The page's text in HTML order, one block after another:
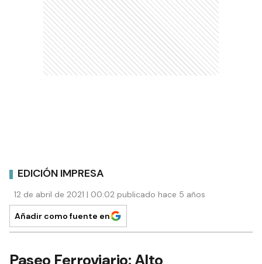
EDICIÓN IMPRESA
12 de abril de 2021 | 00:02 publicado hace 5 años
Añadir como fuente en
Paseo Ferroviario: Alto